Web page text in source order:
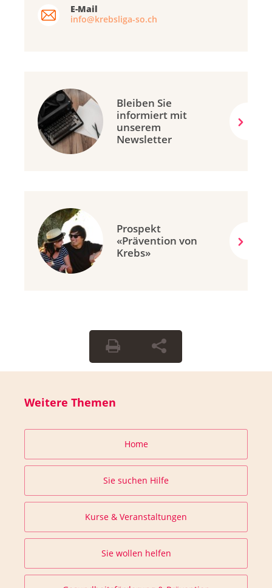
E-Mail
info@krebsliga-so.ch
Bleiben Sie
informiert mit
unserem
Newsletter
Prospekt
«Prävention von
Krebs»
Weitere Themen
Home
Sie suchen Hilfe
Kurse & Veranstaltungen
Sie wollen helfen